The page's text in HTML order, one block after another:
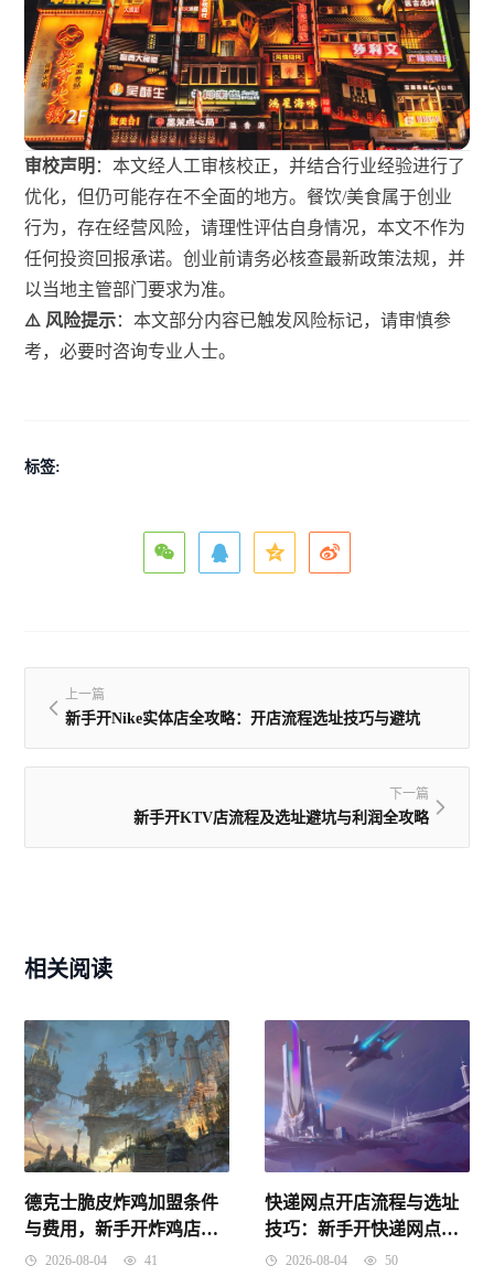
审校声明 ：本文经人工审核校正，并结合行业经验进行了
优化，但仍可能存在不全面的地方。餐饮/美食属于创业
行为，存在经营风险，请理性评估自身情况，本文不作为
任何投资回报承诺。创业前请务必核查最新政策法规，并
以当地主管部门要求为准。
⚠️ 风险提示：本文部分内容已触发风险标记，请审慎参
考，必要时咨询专业人士。
标签:
上一篇
新手开Nike实体店全攻略：开店流程选址技巧与避坑
下一篇
新手开KTV店流程及选址避坑与利润全攻略
相关阅读
德克士脆皮炸鸡加盟条件
与费用，新手开炸鸡店选
址及避坑全攻略
2026-08-04 41
快递网点开店流程与选址
技巧：新手开快递网点避
坑指南
2026-08-04 50